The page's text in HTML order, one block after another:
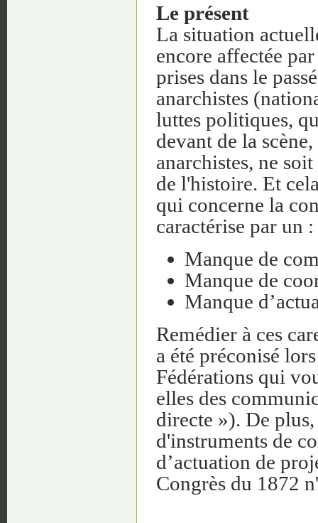
Le présent
La situation
encore affectée
prises dans le
anarchistes
luttes politiques,
devant de la
anarchistes, ne
de l'histoire. Et
qui concerne la
caractérise par un :
Manque de
Manque de
Manque
Remédier à ces
a été préconisé
Fédérations qui
elles des
directe »). De
d'instruments de
d’actuation de
Congrès du 1872